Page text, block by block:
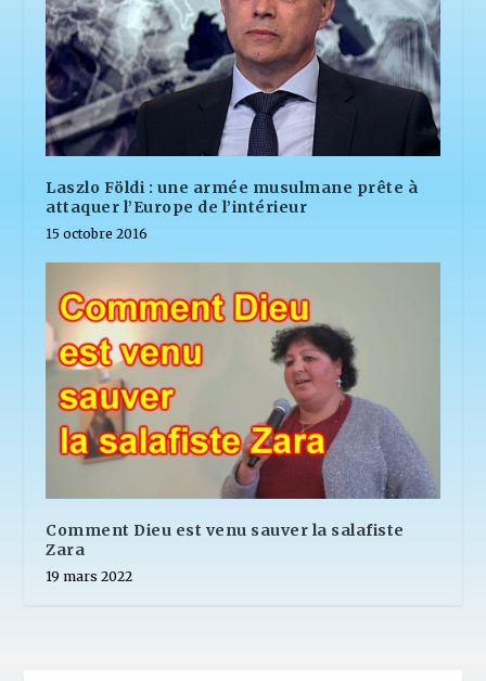
Laszlo Földi : une armée musulmane prête à
attaquer l’Europe de l’intérieur
15 octobre 2016
Comment Dieu est venu sauver la salafiste
Zara
19 mars 2022